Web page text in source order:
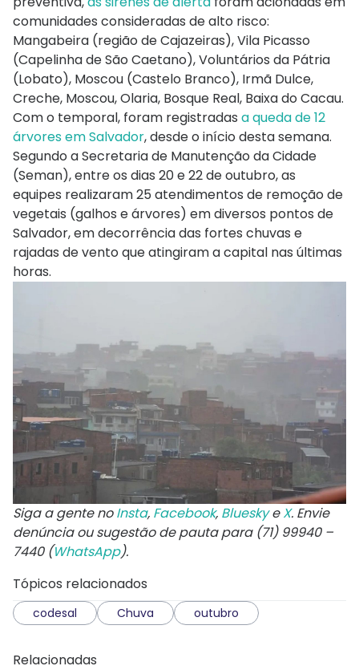
comunidades consideradas de alto risco:
Mangabeira (região de Cajazeiras), Vila Picasso
(Capelinha de São Caetano), Voluntários da Pátria
(Lobato), Moscou (Castelo Branco), Irmã Dulce,
Creche, Moscou, Olaria, Bosque Real, Baixa do Cacau.
Com o temporal, foram registradas a queda de 12
árvores em Salvador, desde o início desta semana.
Segundo a Secretaria de Manutenção da Cidade
(Seman), entre os dias 20 e 22 de outubro, as
equipes realizaram 25 atendimentos de remoção de
vegetais (galhos e árvores) em diversos pontos de
Salvador, em decorrência das fortes chuvas e
rajadas de vento que atingiram a capital nas últimas
horas.
Siga a gente noInsta, Facebook, BlueskyeX. Envie
denúncia ou sugestão de pauta para (71) 99940 –
7440 (WhatsApp).
Tópicos relacionados
codesal Chuva outubro
Relacionadas